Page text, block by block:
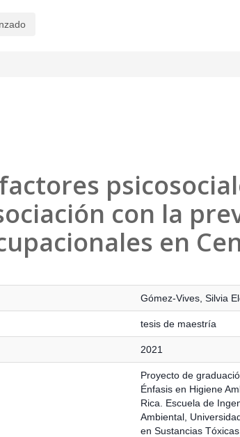
con la
en
Gómez-Vives, Silvia
tesis de maestría
2021
Proyecto de
Énfasis en Higiene
Rica. Escuela de
Ambiental,
en Sustancias